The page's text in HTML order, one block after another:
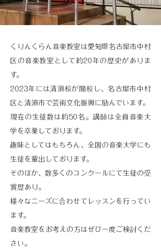
くりんくらん音楽教室は愛知県名古屋市中村
区の音楽教室として約20年の歴史がありま
す。
2023年には清須校が開校し、名古屋市中村
区と清須市で芸術文化振興に励んでいます。
現在の生徒数は約50名。講師は全員音楽大
学を卒業しております。
趣味としてはもちろん、全国の音楽大学にも
生徒を輩出しております。
そのほか、数多くのコンクールにて生徒の受
賞歴あり。
様々なニーズに合わせてレッスンを行ってい
ます。
​音楽教室をお考えの方はぜひ一度ご検討くだ
さい。